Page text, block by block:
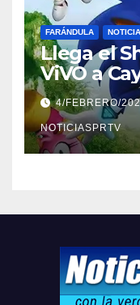
FARÁNDULA
Llega el
ViVO a
Relojes
compre
4/FEBRERO/
NOTICIASPRTV